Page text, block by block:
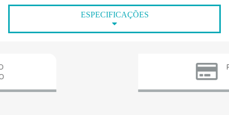
ESPECIFICAÇÕES
3X